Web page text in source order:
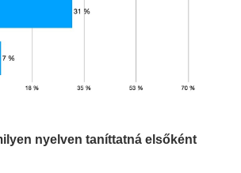
nyelven taníttatná elsőként